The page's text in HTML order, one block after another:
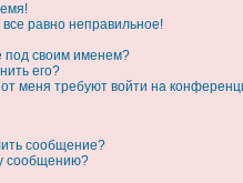
равно неправильное!
под своим именем?
его?
меня требуют войти на
сообщение?
сообщению?